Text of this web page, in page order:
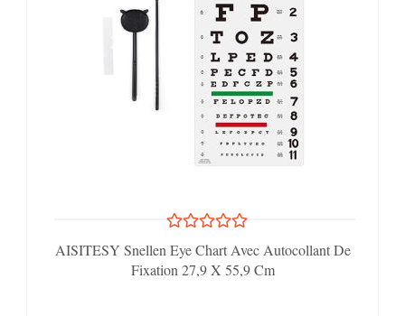
AISITESY Snellen Eye Chart Avec Autocollant De
Fixation 27,9 X 55,9 Cm